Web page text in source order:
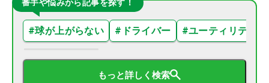
番手や悩みから記事を探す！
#球が上がらない # ドライバー #ユーティリティ
もっと詳しく検索